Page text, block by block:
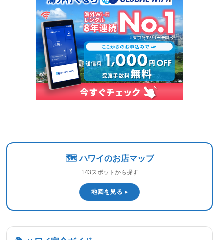
🗺️ ハワイのお店マップ
143スポットから探す
地図を見る ▸